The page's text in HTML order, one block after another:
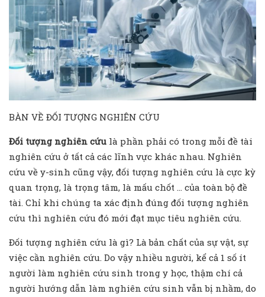
BÀN VỀ ĐỐI TƯỢNG NGHIÊN CỨU
Đối tượng nghiên cứu là phần phải có trong mỗi đề tài
nghiên cứu ở tất cả các lĩnh vực khác nhau. Nghiên
cứu về y-sinh cũng vậy, đối tượng nghiên cứu là cực kỳ
quan trọng, là trọng tâm, là mấu chốt … của toàn bộ đề
tài. Chỉ khi chúng ta xác định đúng đối tượng nghiên
cứu thì nghiên cứu đó mới đạt mục tiêu nghiên cứu.
Đối tượng nghiên cứu là gì? Là bản chất của sự vật, sự
việc cần nghiên cứu. Do vậy nhiều người, kể cả 1 số ít
người làm nghiên cứu sinh trong y học, thậm chí cả
người hướng dẫn làm nghiên cứu sinh vẫn bị nhầm, do